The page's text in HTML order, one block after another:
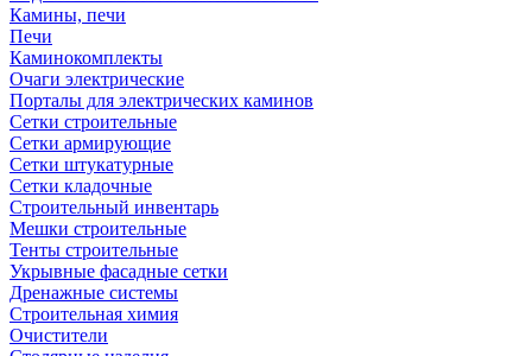
Камины, печи
Печи
Каминокомплекты
Очаги электрические
Порталы для электрических каминов
Сетки строительные
Сетки армирующие
Сетки штукатурные
Сетки кладочные
Строительный инвентарь
Мешки строительные
Тенты строительные
Укрывные фасадные сетки
Дренажные системы
Строительная химия
Очистители